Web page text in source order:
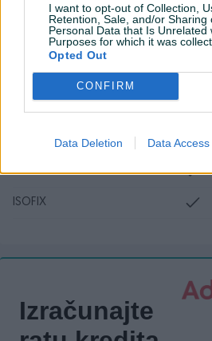
I want to opt-out of Collection,
Retention, Sale, and/or Sharing
Personal Data that Is Unrelated
Purposes for which it was
Opted Out
CONFIRM
Data Deletion Data Access
Senzor auto. svjetla
Hill assist
El. podizači stakala
Naslon za ruku
Maglenke
Električni retrovizori
ISOFIX